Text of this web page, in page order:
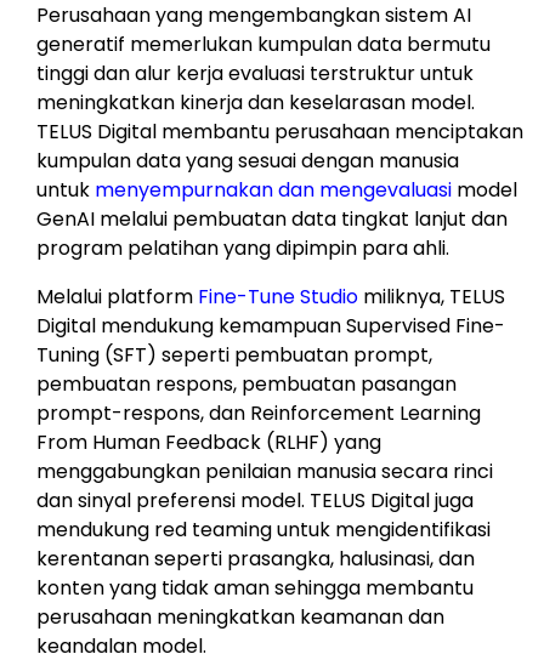
Perusahaan yang mengembangkan sistem AI
generatif memerlukan kumpulan data bermutu
tinggi dan alur kerja evaluasi terstruktur untuk
meningkatkan kinerja dan keselarasan model.
TELUS Digital membantu perusahaan menciptakan
kumpulan data yang sesuai dengan manusia
untuk menyempurnakan dan mengevaluasi model
GenAI melalui pembuatan data tingkat lanjut dan
program pelatihan yang dipimpin para ahli.
Melalui platform Fine-Tune Studio miliknya, TELUS
Digital mendukung kemampuan Supervised Fine-
Tuning (SFT) seperti pembuatan prompt,
pembuatan respons, pembuatan pasangan
prompt-respons, dan Reinforcement Learning
From Human Feedback (RLHF) yang
menggabungkan penilaian manusia secara rinci
dan sinyal preferensi model. TELUS Digital juga
mendukung red teaming untuk mengidentifikasi
kerentanan seperti prasangka, halusinasi, dan
konten yang tidak aman sehingga membantu
perusahaan meningkatkan keamanan dan
keandalan model.